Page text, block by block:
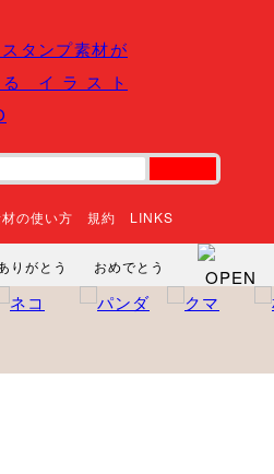
の使い方 規約 LINKS
りがとう
おめでとう
ね
それな